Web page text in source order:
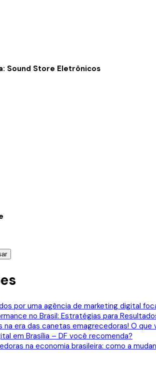
Sound Store Eletrônicos
por uma agência de marketing digital
no Brasil: Estratégias para
era das canetas emagrecedoras! O que
em Brasília – DF você recomenda?
na economia brasileira: como a